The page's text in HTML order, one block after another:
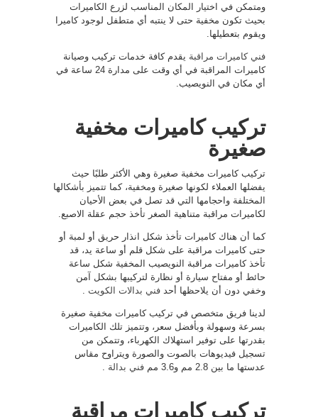
ومتمكن في اختيار المكان المناسب لزرع الكاميرات
بحيث تكون مخفية حتى لا ينتبه أي متطفل لوجود كاميرا
ويقوم بتعطيلها.
فني كاميرات مراقبة يقدم كافة خدمات تركيب وصيانة
كاميرات المراقبة في أي وقت على مدارة 24 ساعة في
أي مكان في النويصيب.
تركيب كاميرات مخفية
صغيرة
تركيب كاميرات مخفية صغيرة وهي الأكثر طلبًا حيث
يفضلها العملاء لكونها صغيرة ومخفية، كما تتميز بأشكالها
المختلفة واحجامها التي قد تصل في بعض الأحيان
لكاميرات مراقبة متناهية الصغر تأخذ حجم عقلة الاصبع.
كما أن هناك كاميرات تأخذ شكل انذار حريق أو لمبة أو
حتى كاميرات مراقبة على شكل قلم أو ساعة يد، قد
تأخذ كاميرات مراقبة النويصيب المخفية شكل ساعة
حائط أو مفتاح سيارة أو نظارة لتركيبها بشكل آمن
وخفي دون أن يلاحظها أحد فني بدالات الكويت
لدينا فريق متخصص في تركيب كاميرات مخفية صغيرة
بسرعة وسهولة وبأفضل سعر، وتتميز تلك الكاميرات
بقدرتها على توفير استهلاك الكهرباء، وتتمكن من
تسجيل فيديوهات بالصوت والصورة ويتراوح مقاس
عدستها ما بين 2.8 مم و3.6 مم
فني بدالة
تركيب كاميرات مراقبة